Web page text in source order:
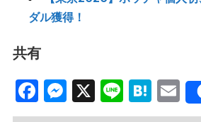
ダル獲得！
共有
Facebook
Messenger
X Line